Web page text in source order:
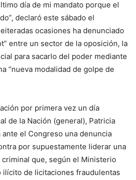
día de mi mandato porque el
declaró este sábado el
ocasiones ha denunciado
entre un sector de la oposición, la
para sacarlo del poder mediante
“nueva modalidad de golpe de
por primera vez un día
de la Nación (general), Patricia
el Congreso una denuncia
por supuestamente liderar una
que, según el Ministerio
ilícito de licitaciones fraudulentas